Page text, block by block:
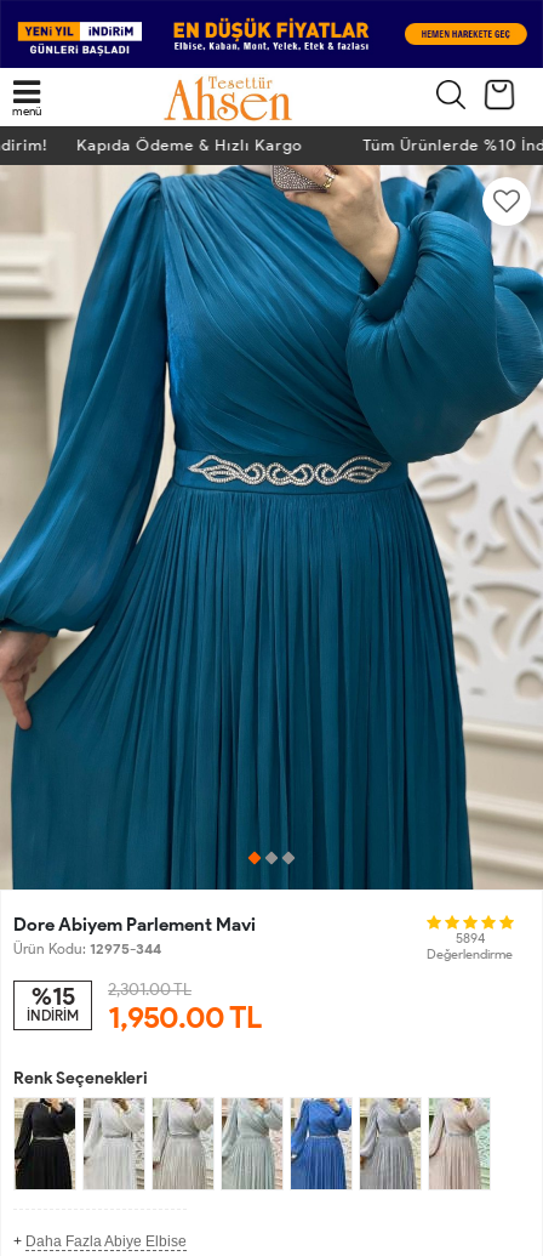
menü
Kapıda Ödeme & Hızlı Kargo Tüm Ürünlerde %10
Dore Abiyem Parlement Mavi
Ürün Kodu: 12975-344
5894
Değerlendirme
%15
İNDİRİM
2,301.00 TL
1,950.00TL
Renk Seçenekleri
+ Daha Fazla Abiye Elbise